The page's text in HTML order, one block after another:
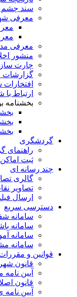
سند چشم
معرفی
معرفی
منشور
چارت
گزارشات
ارتباط با
بخشنامه
گردشگری
راهنمای
ثبت
چند رسانه ای
گالری
تصاویر
ارسال
دسترسی سریع
سامانه
سامانه
سامانه
سامانه
قوانین و
قانون
آیین
قانون
آیین